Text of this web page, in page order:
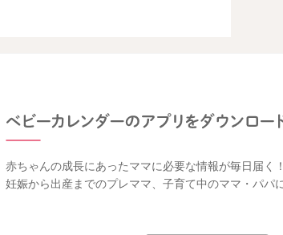
赤ちゃんの成長にあったママに必要な情報が毎日届く！
妊娠から出産までのプレママ、子育て中のママ・パパ